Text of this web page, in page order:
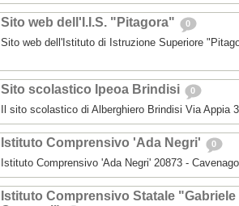
Sito web dell'I.I.S. "Pitagora" 0
Sito web dell'Istituto di Istruzione Superiore
Sito scolastico Ipeoa Brindisi 0
Il sito scolastico di Alberghiero Brindisi Via Appia
Istituto Comprensivo 'Ada Negri' 0
Istituto Comprensivo 'Ada Negri' 20873 -
Istituto Comprensivo Statale "Gabriele